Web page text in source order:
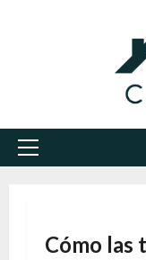
Menú
Cómo las